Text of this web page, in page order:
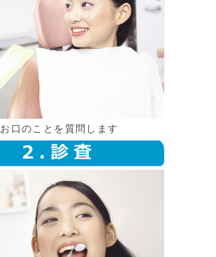
お口のことを質問します